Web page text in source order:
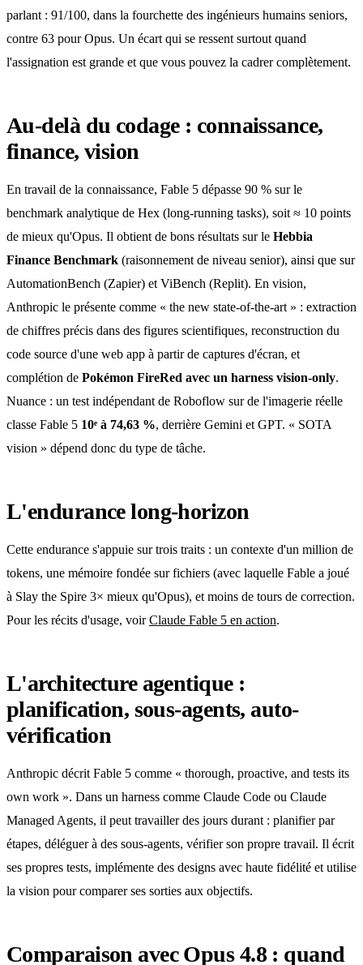
parlant : 91/100, dans la fourchette des ingénieurs humains seniors,
contre 63 pour Opus. Un écart qui se ressent surtout quand
l'assignation est grande et que vous pouvez la cadrer complètement.
Au-delà du codage : connaissance,
finance, vision
En travail de la connaissance, Fable 5 dépasse 90 % sur le
benchmark analytique de Hex (long-running tasks), soit ≈ 10 points
de mieux qu'Opus. Il obtient de bons résultats sur le Hebbia
Finance Benchmark (raisonnement de niveau senior), ainsi que sur
AutomationBench (Zapier) et ViBench (Replit). En vision,
Anthropic le présente comme « the new state-of-the-art » : extraction
de chiffres précis dans des figures scientifiques, reconstruction du
code source d'une web app à partir de captures d'écran, et
complétion de Pokémon FireRed avec un harness vision-only.
Nuance : un test indépendant de Roboflow sur de l'imagerie réelle
classe Fable 5 10ᵉ à 74,63 %, derrière Gemini et GPT. « SOTA
vision » dépend donc du type de tâche.
L'endurance long-horizon
Cette endurance s'appuie sur trois traits : un contexte d'un million de
tokens, une mémoire fondée sur fichiers (avec laquelle Fable a joué
à Slay the Spire 3× mieux qu'Opus), et moins de tours de correction.
Pour les récits d'usage, voirClaude Fable 5 en action.
L'architecture agentique :
planification, sous-agents, auto-
vérification
Anthropic décrit Fable 5 comme « thorough, proactive, and tests its
own work ». Dans un harness comme Claude Code ou Claude
Managed Agents, il peut travailler des jours durant : planifier par
étapes, déléguer à des sous-agents, vérifier son propre travail. Il écrit
ses propres tests, implémente des designs avec haute fidélité et utilise
la vision pour comparer ses sorties aux objectifs.
Comparaison avec Opus 4.8 : quand